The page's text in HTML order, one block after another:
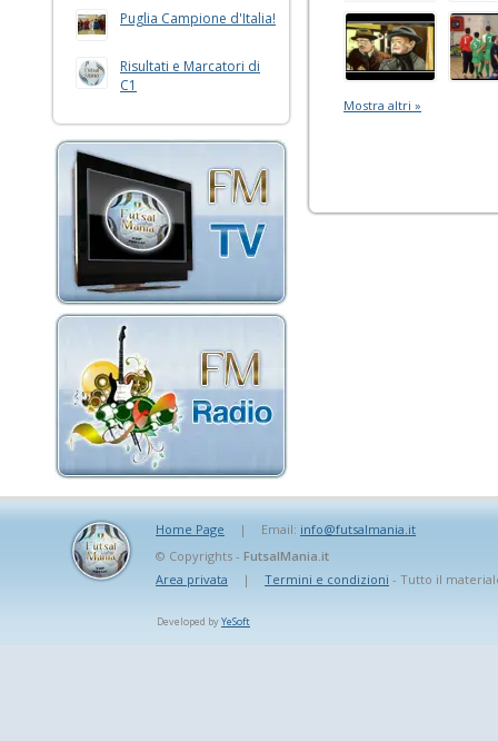
Puglia Campione d'Italia!
Risultati e Marcatori di
C1
Mostra altri »
Home Page | Email: info@futsalmania.it
© Copyrights - FutsalMania.it
Area privata
| Termini e condizioni - Tutto il
Developed byYeSoft